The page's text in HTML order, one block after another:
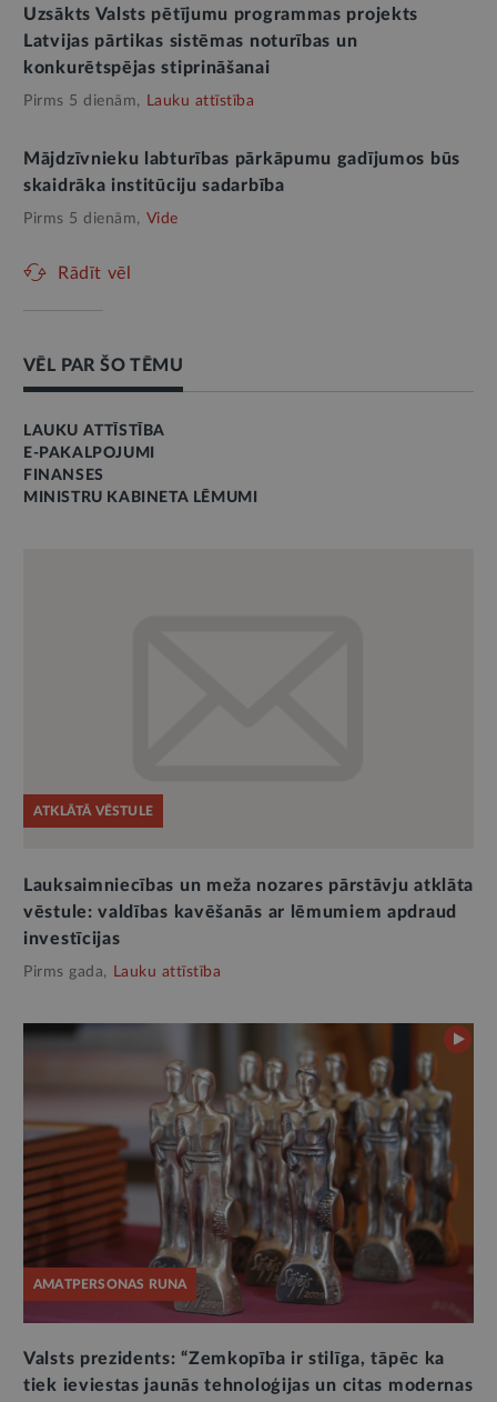
Uzsākts Valsts pētījumu programmas projekts
Latvijas pārtikas sistēmas noturības un
konkurētspējas stiprināšanai
Pirms 5 dienām, Lauku attīstība
Mājdzīvnieku labturības pārkāpumu gadījumos būs
skaidrāka institūciju sadarbība
Pirms 5 dienām, Vide
Rādīt vēl
VĒL PAR ŠO TĒMU
LAUKU ATTĪSTĪBA
E-PAKALPOJUMI
FINANSES
MINISTRU KABINETA LĒMUMI
ATKLĀTĀ VĒSTULE
Lauksaimniecības un meža nozares pārstāvju atklāta
vēstule: valdības kavēšanās ar lēmumiem apdraud
investīcijas
Pirms gada, Lauku attīstība
AMATPERSONAS RUNA
Valsts prezidents: “Zemkopība ir stilīga, tāpēc ka
tiek ieviestas jaunās tehnoloģijas un citas modernas